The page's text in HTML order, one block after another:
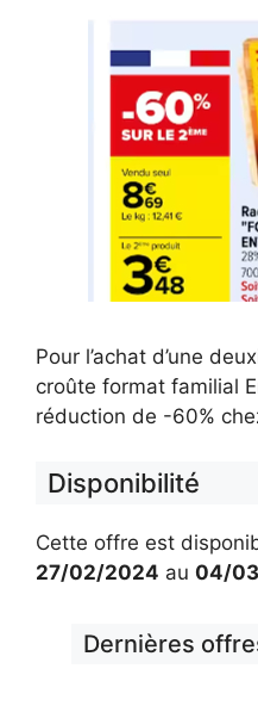
Pour l’achat d’une
croûte format familial
réduction de -60%
Disponibilité
Cette offre est
27/02/2024 au 04/
Dernières